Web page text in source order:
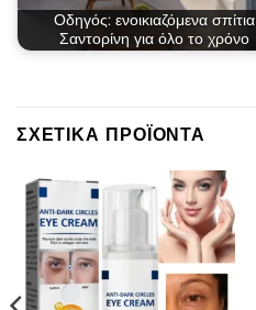
Οδηγός: ενοικιαζόμενα σπίτια
Σαντορίνη για όλο το χρόνο
ΣΧΕΤΙΚΆ ΠΡΟΪΌΝΤΑ